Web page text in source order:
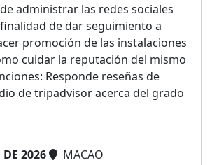
administrar las redes sociales
de dar seguimiento a
promoción de las instalaciones
cuidar la reputación del mismo
Responde reseñas de
de tripadvisor acerca del grado
DE 2026 MACAO